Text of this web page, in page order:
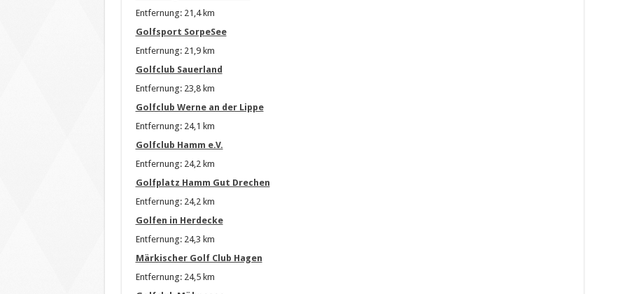
Entfernung: 21,4 km
Golfsport SorpeSee
Entfernung: 21,9 km
Golfclub Sauerland
Entfernung: 23,8 km
Golfclub Werne an der Lippe
Entfernung: 24,1 km
Golfclub Hamm e.V.
Entfernung: 24,2 km
Golfplatz Hamm Gut Drechen
Entfernung: 24,2 km
Golfen in Herdecke
Entfernung: 24,3 km
Märkischer Golf Club Hagen
Entfernung: 24,5 km